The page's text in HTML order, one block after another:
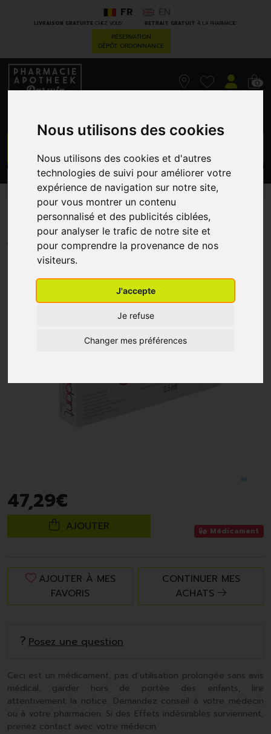
Nous utilisons des cookies
Nous utilisons des cookies et d'autres
technologies de suivi pour améliorer votre
expérience de navigation sur notre site,
pour vous montrer un contenu
personnalisé et des publicités ciblées,
pour analyser le trafic de notre site et
pour comprendre la provenance de nos
visiteurs.
J'accepte
Je refuse
Changer mes préférences
LIVRAISON GRATUITECHEZ VOUS* RETRAIT GRATUIT À LA PHARMACIE*
FR
RÉSERVATION
DÉPÔT ORDONNANCE
0
CATÉGORIES PROMOS
Adant Ser 1 X 2,5 Ml
TRAMEDICO N.V. - TRUVION
47,29€
AJOUTER Médicament
AJOUTER À MES
FAVORIS
CONTINUER MES
ACHATS
Posez une question
Ceci est un médicament, pas d’utilisation prolongée sans avis
médical, garder hors de portée des enfants, lire
attentivement la notice. Demandez conseil à votre médecin
ou à votre pharmacien. Si des Effets indésirables surviennent,
prenez contact avec votre médecin.